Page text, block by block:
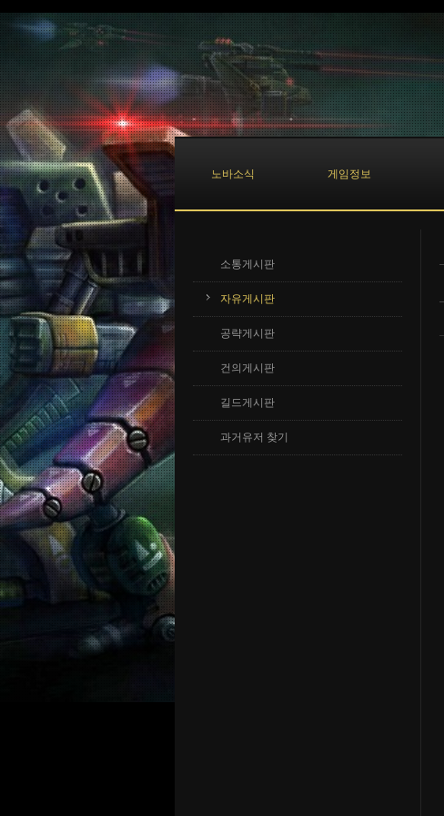
노바소식 게임정보
소통게시판
자유게시판
공략게시판
건의게시판
길드게시판
과거유저 찾기
Sketchbook5, 스케치북5
Sketchbook5, 스케치북5